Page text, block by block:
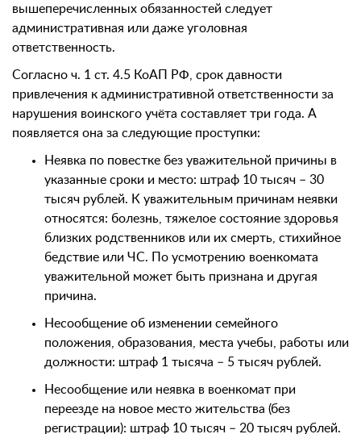
вышеперечисленных обязанностей следует
административная или даже уголовная
ответственность.
Согласно ч. 1 ст. 4.5 КоАП РФ, срок давности
привлечения к административной ответственности за
нарушения воинского учёта составляет три года. А
появляется она за следующие проступки:
Неявка по повестке без уважительной причины в
указанные сроки и место: штраф 10 тысяч – 30
тысяч рублей. К уважительным причинам неявки
относятся: болезнь, тяжелое состояние здоровья
близких родственников или их смерть, стихийное
бедствие или ЧС. По усмотрению военкомата
уважительной может быть признана и другая
причина.
Несообщение об изменении семейного
положения, образования, места учебы, работы или
должности: штраф 1 тысяча – 5 тысяч рублей.
Несообщение или неявка в военкомат при
переезде на новое место жительства (без
регистрации): штраф 10 тысяч – 20 тысяч рублей.